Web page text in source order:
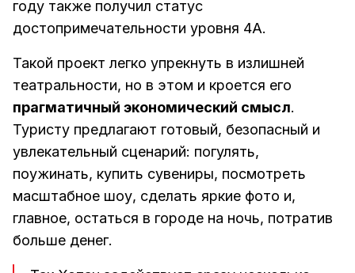
году также получил статус
достопримечательности уровня 4A.
Такой проект легко упрекнуть в излишней
театральности, но в этом и кроется его
прагматичный экономический смысл.
Туристу предлагают готовый, безопасный и
увлекательный сценарий: погулять,
поужинать, купить сувениры, посмотреть
масштабное шоу, сделать яркие фото и,
главное, остаться в городе на ночь, потратив
больше денег.